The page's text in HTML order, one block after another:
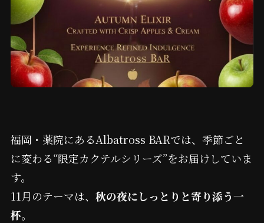
福岡・薬院にあるAlbatross BARでは、季節ごと
に変わる“限定カクテルシリーズ”をお届けしていま
す。
11月のテーマは、 秋の夜にしっとりと寄り添う一
杯。